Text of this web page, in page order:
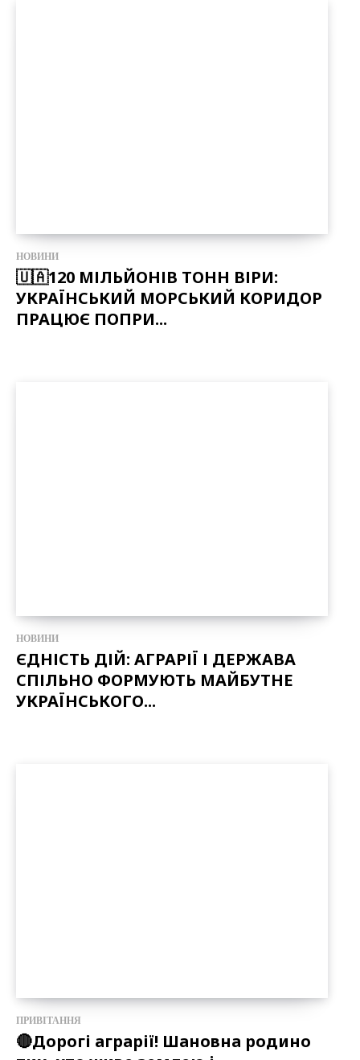
НОВИНИ
🇺🇦120 МІЛЬЙОНІВ ТОНН ВІРИ:
УКРАЇНСЬКИЙ МОРСЬКИЙ КОРИДОР
ПРАЦЮЄ ПОПРИ...
НОВИНИ
ЄДНІСТЬ ДІЙ: АГРАРІЇ І ДЕРЖАВА
СПІЛЬНО ФОРМУЮТЬ МАЙБУТНЕ
УКРАЇНСЬКОГО...
ПРИВІТАННЯ
🔴Дорогі аграрії! Шановна родино